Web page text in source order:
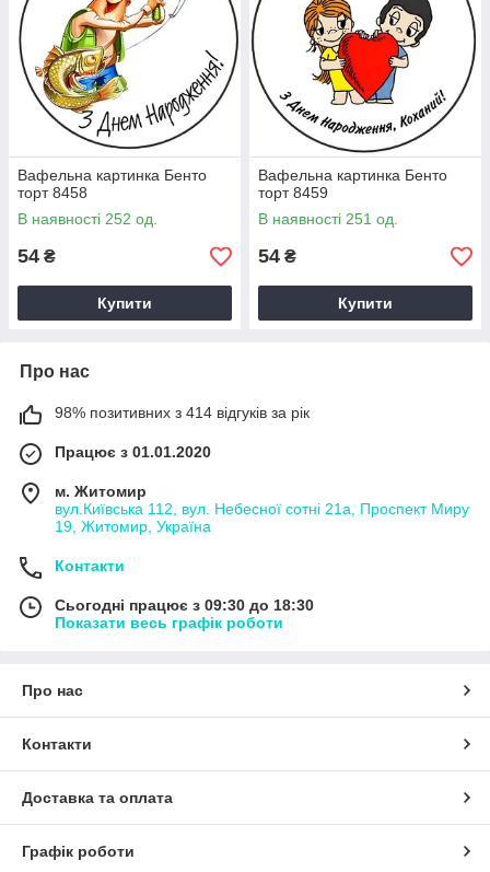
Вафельна картинка Бенто
торт 8458
В наявності 252 од.
54 ₴
Купити
Вафельна картинка Бенто
торт 8459
В наявності 251 од.
54 ₴
Купити
Про нас
98% позитивних з 414 відгуків за рік
Працює з 01.01.2020
м. Житомир
вул.Київська 112, вул. Небесної сотні 21а, Проспект Миру
19, Житомир, Україна
Контакти
Сьогодні працює з 09:30 до 18:30
Показати весь графік роботи
Про нас
Контакти
Доставка та оплата
Графік роботи